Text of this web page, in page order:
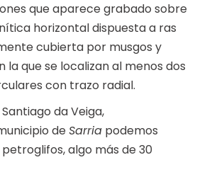
que aparece grabado sobre
horizontal dispuesta a ras
cubierta por musgos y
que se localizan al menos dos
con trazo radial.
da Veiga,
deSarria podemos
algo más de 30